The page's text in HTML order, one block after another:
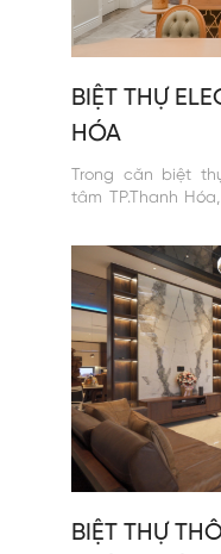
BIỆT THỰ
HÓA
Trong căn biệt
tâm TP.Thanh
Elegant nhẹ nhàng.
BIỆT THỰ